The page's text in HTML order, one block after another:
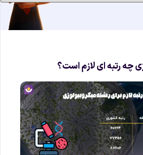
چه رتبه ای لازم است؟